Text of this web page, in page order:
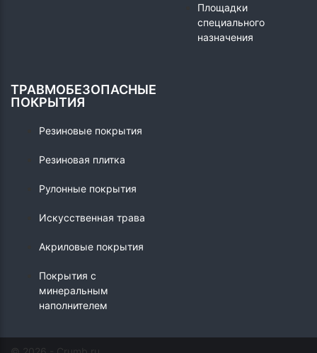
Площадки
специального
назначения
ТРАВМОБЕЗОПАСНЫЕ
ПОКРЫТИЯ
Резиновые покрытия
Резиновая плитка
Рулонные покрытия
Искусственная трава
Акриловые покрытия
Покрытия с
минеральным
наполнителем